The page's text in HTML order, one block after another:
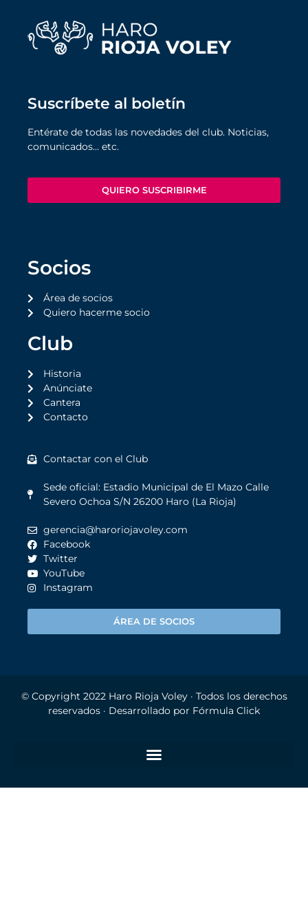
Suscríbete al boletín
Entérate de todas las novedades del club. Noticias,
comunicados… etc.
QUIERO SUSCRIBIRME
Socios
Área de socios
Quiero hacerme socio
Club
Historia
Anúnciate
Cantera
Contacto
Contactar con el Club
Sede oficial: Estadio Municipal de El Mazo Calle
Severo Ochoa S/N 26200 Haro (La Rioja)
gerencia@haroriojavoley.com
Facebook
Twitter
YouTube
Instagram
ÁREA DE SOCIOS
© Copyright 2022 Haro Rioja Voley· Todos los derechos
reservados · Desarrollado por Fórmula Click